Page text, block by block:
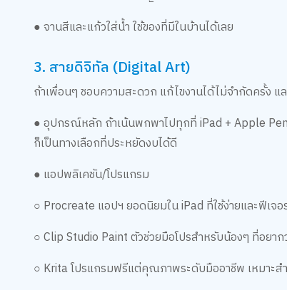
● จานสีและแก้วใส่น้ำ ใช้ของที่มีในบ้านได้เลย
3. สายดิจิทัล (Digital Art)
ถ้าเพื่อนๆ ชอบความสะดวก แก้ไขงานได้ไม่จำกัดครั้ง
● อุปกรณ์หลัก ถ้าเน้นพกพาไปทุกที่ iPad + Apple
ก็เป็นทางเลือกที่ประหยัดงบได้ดี
● แอปพลิเคชัน/โปรแกรม
○ Procreate แอปฯ ยอดนิยมใน iPad ที่ใช้ง่ายและฟีเจ
○ Clip Studio Paint ตัวช่วยมือโปรสำหรับน้องๆ ที่อยา
○ Krita โปรแกรมฟรีแต่คุณภาพระดับมืออาชีพ เหมาะ